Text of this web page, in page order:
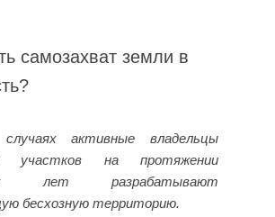
самозахват земли в
активные владельцы
участков на протяжении
лет разрабатывают
бесхозную территорию.